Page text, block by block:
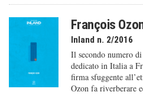
François
Inland n. 2/2016
Il secondo numero
dedicato in Italia a
firma sfuggente
Ozon fa riverberare